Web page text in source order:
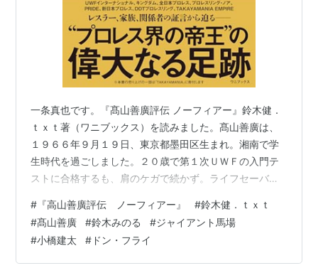
一条真也です。『髙山善廣評伝 ノーフィアー』鈴木健．
ｔｘｔ著（ワニブックス）を読みました。髙山善廣は、
１９６６年９月１９日、東京都墨田区生まれ。湘南で学
生時代を過ごしました。２０歳で第１次ＵＷＦの入門テ
ストに合格するも、肩のケガで続かず。ライフセーバー
ル（Ｕインター）に再入門し、１９９２年６月２８日に
金原弘光戦でデビュー。先輩や強豪外国人へ果敢に挑
み、１９９５年１０月９日に始まった新日本プロレスと
の対抗戦で台頭。Ｕインター解散後はキングダムを経
# 『高山善廣評伝 ノーフィアー』 #鈴木健．ｔｘｔ
#髙山善廣 #鈴木みのる #ジャイアント馬場
#小橋建太 # ドン・フライ